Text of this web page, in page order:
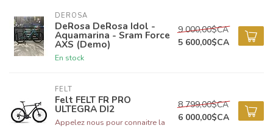
DEROSA
DeRosa DeRosa Idol -
Aquamarina - Sram Force
AXS (Demo)
En stock
9 000,00$CA
5 600,00$CA
FELT
Felt FELT FR PRO
ULTEGRA DI2
Appelez nous pour connaitre la
8 799,00$CA
6 000,00$CA